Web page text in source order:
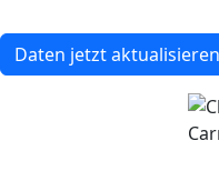
Daten jetzt aktualisieren